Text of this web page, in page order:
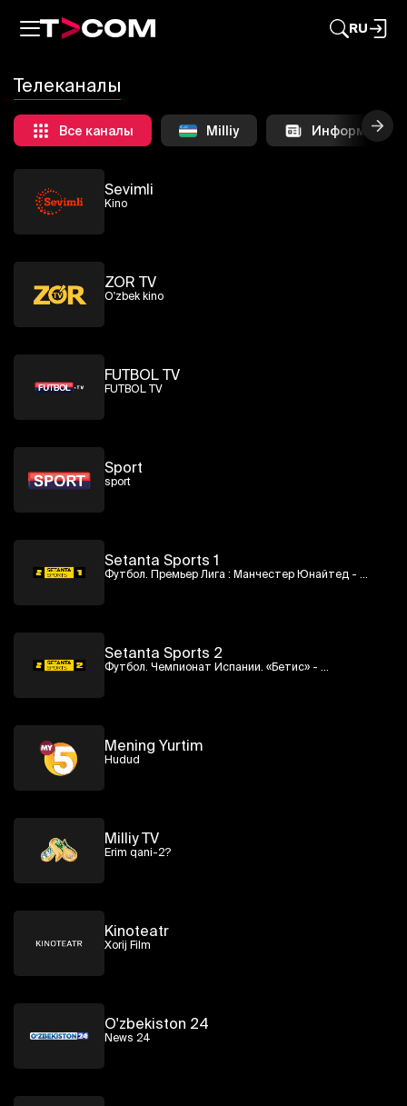
RU
Телеканалы
Все каналы Milliy
Sevimli
Kino
ZOR TV
O'zbek kino
FUTBOL TV
FUTBOL TV
Sport
sport
Setanta Sports 1
Футбол. Премьер Лига : Манчестер Юнайтед -
Setanta Sports 2
Футбол. Чемпионат Испании. «Бетис» -
Mening Yurtim
Hudud
Milliy TV
Erim qani-2?
Kinoteatr
Xorij Film
O'zbekiston 24
News 24